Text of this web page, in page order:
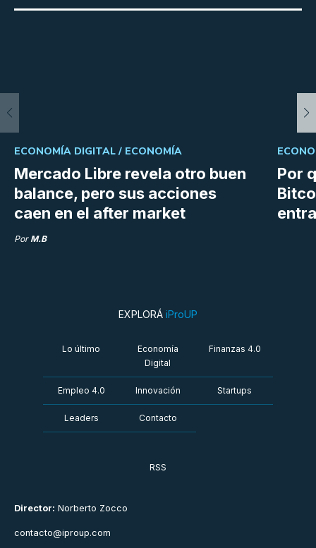
Mercado Libre revela otro buen
balance, pero sus acciones
caen en el after market
ECONOMÍA DIGITAL / ECONOMÍA
Por M.B
Por
Director: Norberto Zocco
contacto@iproup.com
EXPLORÁ iProUP
Lo último
Economía
Digital
Finanzas 4.0
Empleo 4.0 Innovación Startups
Leaders Contacto
RSS